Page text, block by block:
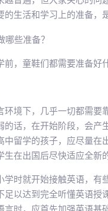
生活和学习上的准备，
，童鞋们都需要准备好
环境下，几乎一切都需要
的话，在开始阶段，会产
中留学的孩子，应尽量在
在出国后尽快适应全新
学时就开始接触英语，有
足以达到完全听懂英语授